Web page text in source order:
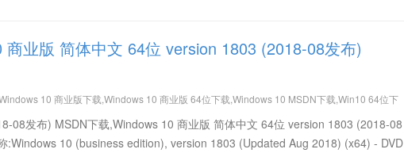
商业版 简体中文 64位 version 1803 (2018-08发布)
10 商业版下载,Windows 10 商业版 64位下载,Windows 10 MSDN下载,Win10 64位下
08发布) MSDN下载,Windows 10 商业版 简体中文 64位 version 1803 (2018-08
:Windows 10 (business edition), version 1803 (Updated Aug 2018) (x64) - DVD